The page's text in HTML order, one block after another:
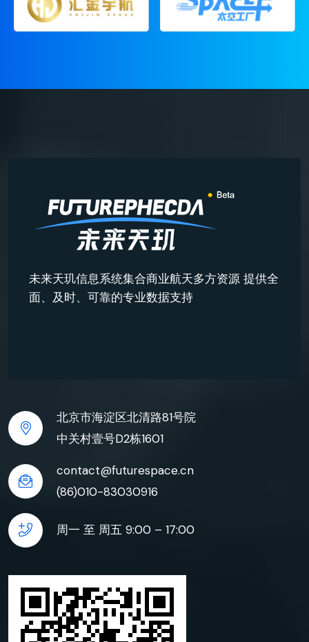
未来天玑信息系统集合商业航天多方资源 提供全
面、及时、可靠的专业数据支持
北京市海淀区北清路81号院
中关村壹号D2栋1601
contact@futurespace.cn
(86)010-83030916
周一 至 周五 9:00 – 17:00